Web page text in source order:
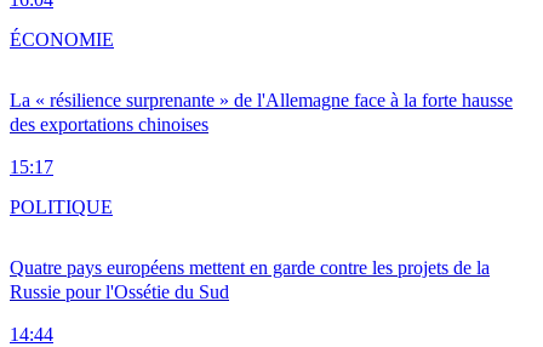
La « résilience surprenante » de l'Allemagne face à la forte hausse
des exportations chinoises
15:17
ÉCONOMIE
Quatre pays européens mettent en garde contre les projets de la
Russie pour l'Ossétie du Sud
14:44
POLITIQUE